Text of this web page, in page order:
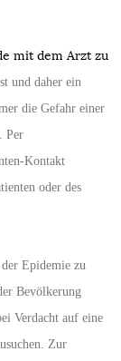
mit dem Arzt zu
und daher ein
die Gefahr einer
Per
Kontakt
oder des
Epidemie zu
Bevölkerung
Verdacht auf eine
Zur